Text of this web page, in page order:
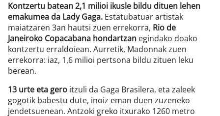
Kontzertu batean 2,1 milioi ikusle bildu dituen lehen
emakumea da Lady Gaga. Estatubatuar artistak
maiatzaren 3an hautsi zuen errekorra, Rio de
Janeiroko Copacabana hondartzan egindako doako
kontzertu erraldoiean. Aurretik, Madonnak zuen
errekorra: iaz, 1,6 milioi pertsona bildu zituen leku
berean.
13 urte eta gero itzuli da Gaga Brasilera, eta zaleek
gogotik babestu dute, inoiz eman duen zuzeneko
jendetsuenean. Antzoki greko itxurako 1260 metro